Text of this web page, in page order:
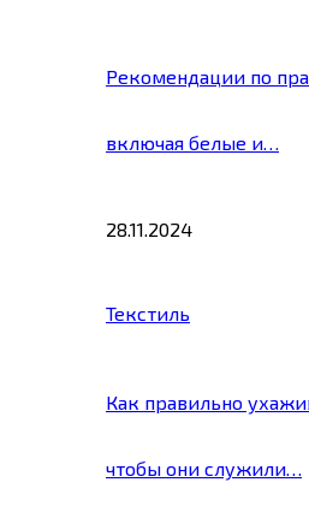
Рекомендации по
включая белые и…
28.11.2024
Текстиль
Как правильно
чтобы они служили…